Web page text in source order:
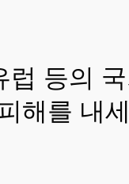
등의
해를 내